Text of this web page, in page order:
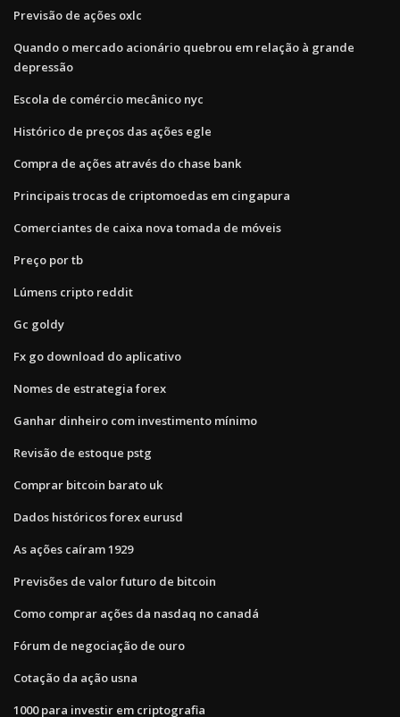
Previsão de ações oxlc
Quando o mercado acionário quebrou em relação à grande
depressão
Escola de comércio mecânico nyc
Histórico de preços das ações egle
Compra de ações através do chase bank
Principais trocas de criptomoedas em cingapura
Comerciantes de caixa nova tomada de móveis
Preço por tb
Lúmens cripto reddit
Gc goldy
Fx go download do aplicativo
Nomes de estrategia forex
Ganhar dinheiro com investimento mínimo
Revisão de estoque pstg
Comprar bitcoin barato uk
Dados históricos forex eurusd
As ações caíram 1929
Previsões de valor futuro de bitcoin
Como comprar ações da nasdaq no canadá
Fórum de negociação de ouro
Cotação da ação usna
1000 para investir em criptografia